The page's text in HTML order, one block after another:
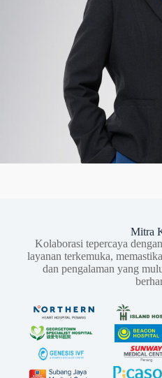
Mitra
Kolaborasi tepercaya
layanan terkemuka,
dan pengalaman yang